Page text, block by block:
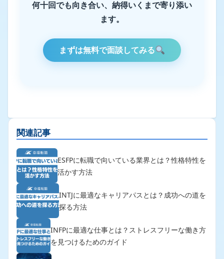
何十回でも向き合い、納得いくまで寄り添い
ます。
まずは無料で面談してみる
関連記事
ESFPに転職で向いている業界とは？性格特性を
活かす方法
INTJに最適なキャリアパスとは？成功への道を
探る方法
INFPに最適な仕事とは？ストレスフリーな働き方
を見つけるためのガイド